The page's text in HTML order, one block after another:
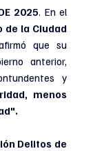
2025.
de la Ciudad
que su
anterior,
y
menos
Delitos de